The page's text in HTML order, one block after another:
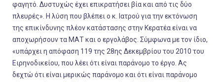
φαγητό. Δυστυχώς έχει επικρατήσει βία και από τις δύο
πλευρές». Η λύση που βλέπει ο κ. Ιατρού για την εκτόνωση
της επικίνδυνης πλέον κατάστασης στην Κερατέα είναι να
αποχωρήσουν τα ΜΑΤ και ο εργολάβος. Σύμφωνα με τον ίδιο,
«υπάρχει η απόφαση 119 της 28ης Δεκεμβρίου του 2010 του
Ειρηνοδικείου, που λέει ότι είναι παράνομο το έργο. Ας
δεχτώ ότι είναι μερικώς παράνομο και ότι είναι παράνομο